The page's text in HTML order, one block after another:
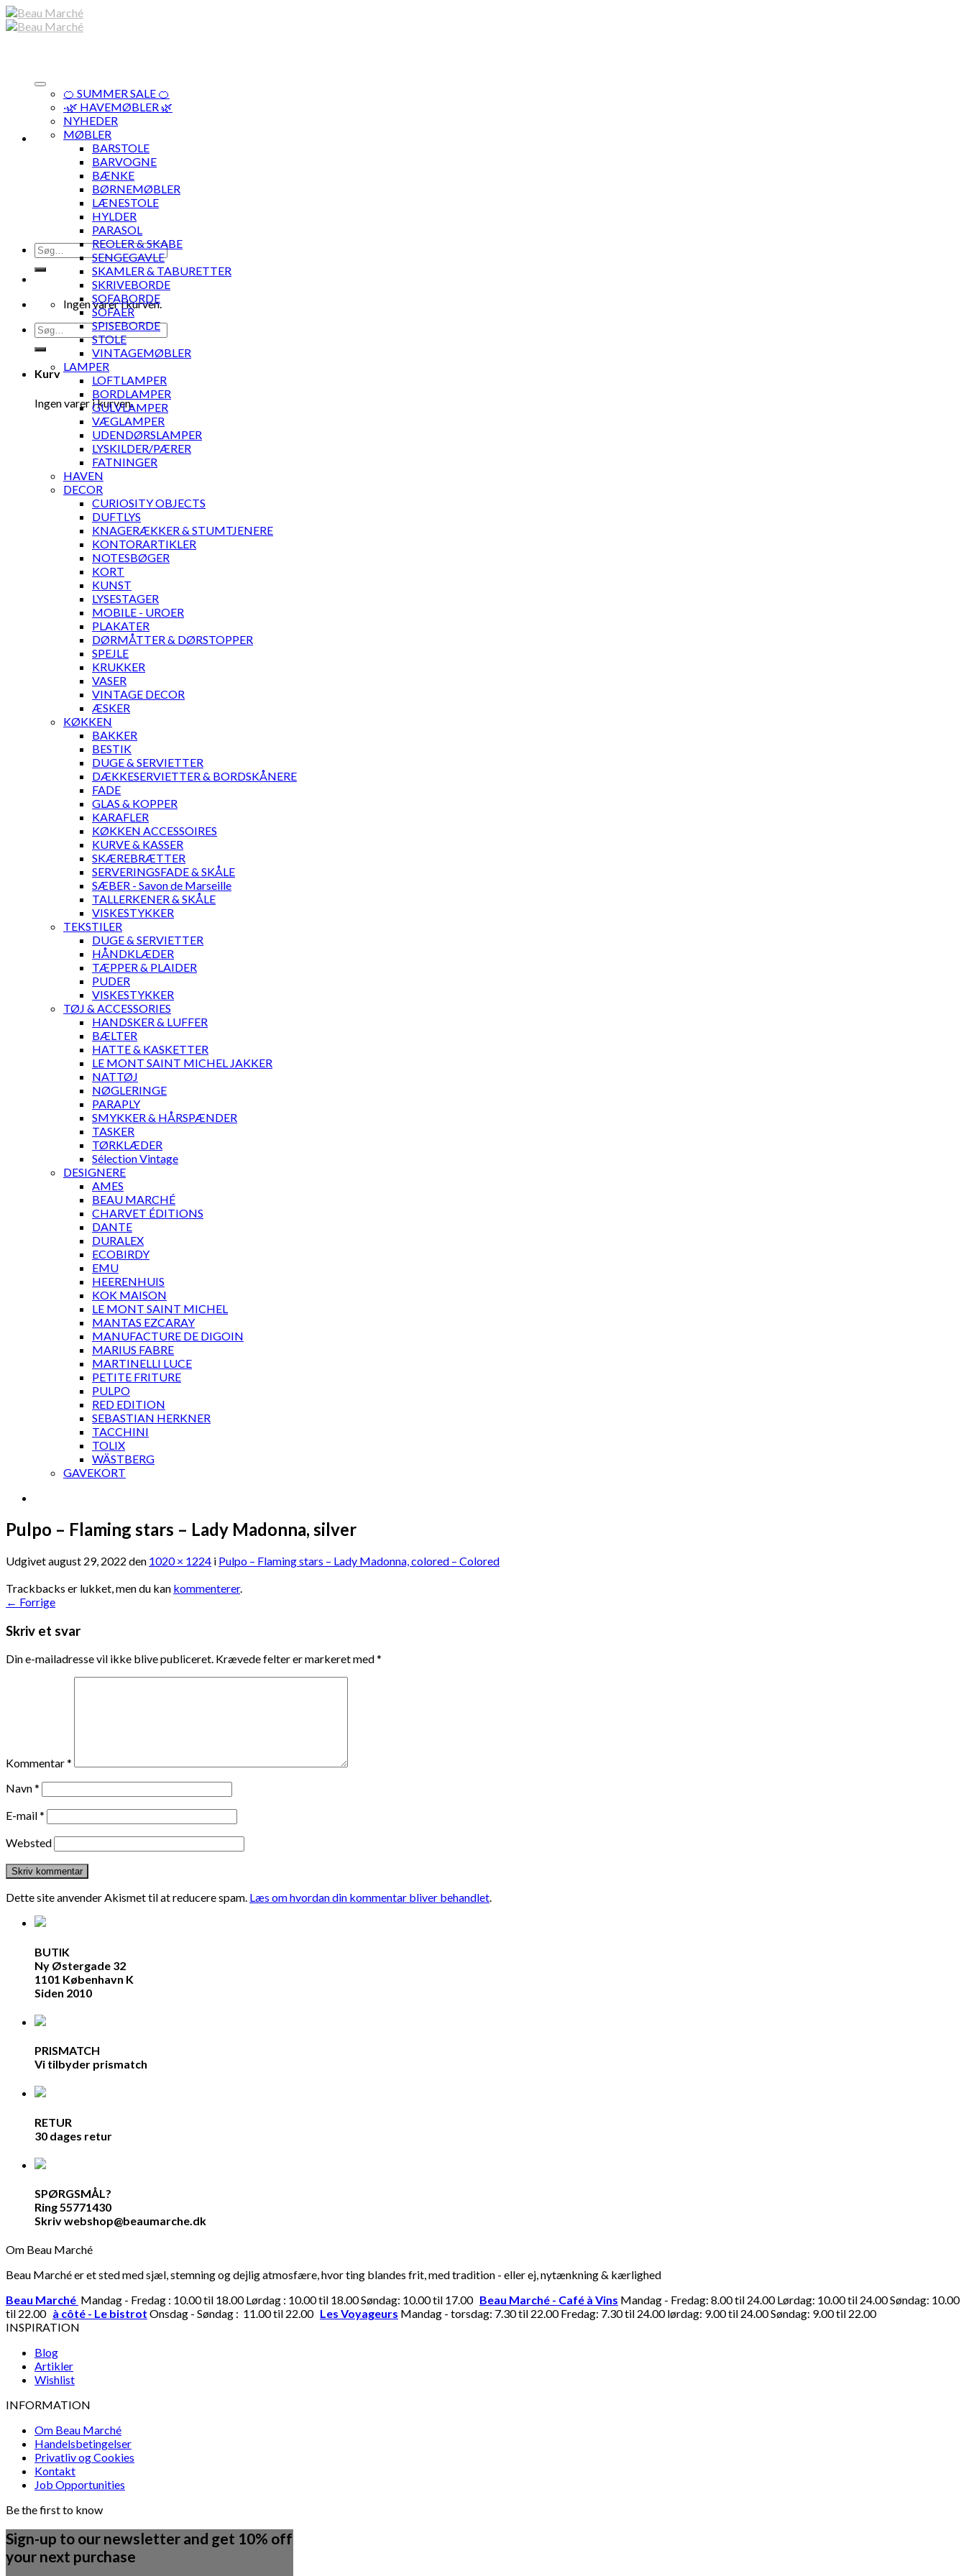
Skip
to
Søg
efter:
Ingen varer i kurven.
Søg
efter:
Kurv
Ingen varer i kurven.
🍊 SUMMER SALE 🍊
·🌿 HAVEMØBLER 🌿
NYHEDER
MØBLER
BARSTOLE
BARVOGNE
BÆNKE
BØRNEMØBLER
LÆNESTOLE
HYLDER
PARASOL
REOLER & SKABE
SENGEGAVLE
SKAMLER & TABURETTER
SKRIVEBORDE
SOFABORDE
SOFAER
SPISEBORDE
STOLE
VINTAGEMØBLER
LAMPER
LOFTLAMPER
BORDLAMPER
GULVLAMPER
VÆGLAMPER
UDENDØRSLAMPER
LYSKILDER/PÆRER
FATNINGER
HAVEN
DECOR
CURIOSITY OBJECTS
DUFTLYS
KNAGERÆKKER & STUMTJENERE
KONTORARTIKLER
NOTESBØGER
KORT
KUNST
LYSESTAGER
MOBILE - UROER
PLAKATER
DØRMÅTTER & DØRSTOPPER
SPEJLE
KRUKKER
VASER
VINTAGE DECOR
ÆSKER
KØKKEN
BAKKER
BESTIK
DUGE & SERVIETTER
DÆKKESERVIETTER & BORDSKÅNERE
FADE
GLAS & KOPPER
KARAFLER
KØKKEN ACCESSOIRES
KURVE & KASSER
SKÆREBRÆTTER
SERVERINGSFADE & SKÅLE
SÆBER - Savon de Marseille
TALLERKENER & SKÅLE
VISKESTYKKER
TEKSTILER
DUGE & SERVIETTER
HÅNDKLÆDER
TÆPPER & PLAIDER
PUDER
VISKESTYKKER
TØJ & ACCESSORIES
HANDSKER & LUFFER
BÆLTER
HATTE & KASKETTER
LE MONT SAINT MICHEL JAKKER
NATTØJ
NØGLERINGE
PARAPLY
SMYKKER & HÅRSPÆNDER
TASKER
TØRKLÆDER
Sélection Vintage
DESIGNERE
AMES
BEAU MARCHÉ
CHARVET ÉDITIONS
DANTE
DURALEX
ECOBIRDY
EMU
HEERENHUIS
KOK MAISON
LE MONT SAINT MICHEL
MANTAS EZCARAY
MANUFACTURE DE DIGOIN
MARIUS FABRE
MARTINELLI LUCE
PETITE FRITURE
PULPO
RED EDITION
SEBASTIAN HERKNER
TACCHINI
TOLIX
WÄSTBERG
GAVEKORT
Pulpo – Flaming stars – Lady Madonna, silver
Udgivetaugust 29, 2022 den 1020 × 1224 i Pulpo – Flaming stars – Lady Madonna, colored – Colored
Trackbacks er lukket, men du kan kommenterer.
← Forrige
Skriv et svar
Din e-mailadresse vil ikke blive publiceret. Krævede felter er markeret med*
Kommentar*
Navn*
E-mail*
Websted
Dette site anvender Akismet til at reducere spam. Læs om hvordan din kommentar bliver behandlet.
BUTIK
Ny Østergade 32
1101 København K
Siden 2010
PRISMATCH
Vi tilbyder prismatch
RETUR
30 dages retur
SPØRGSMÅL?
Ring 55771430
Skriv webshop@beaumarche.dk
Om Beau Marché
Beau Marché er et sted med sjæl, stemning og dejlig atmosfære, hvor ting blandes frit, med tradition - eller ej, nytænkning & kærlighed
Beau Marché Mandag - Fredag : 10.00 til 18.00 Lørdag : 10.00 til 18.00 Søndag: 10.00 til 17.00 Beau Marché - Café à Vins Mandag - Fredag: 8.00 til 24.00 Lørdag: 10.00 til 24.00 Søndag: 10.00
til 22.00 à côté - Le bistrot Onsdag - Søndag : 11.00 til 22.00 Les Voyageurs Mandag - torsdag: 7.30 til 22.00 Fredag: 7.30 til 24.00 lørdag: 9.00 til 24.00 Søndag: 9.00 til 22.00
INSPIRATION
Blog
Artikler
Wishlist
INFORMATION
Om Beau Marché
Handelsbetingelser
Privatliv og Cookies
Kontakt
Job Opportunities
Be the first to know
Sign-up to our newsletter and get 10% off
your next purchase